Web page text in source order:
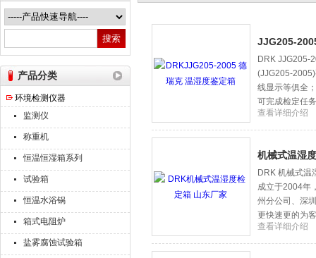
山东德瑞克仪器股份有限公司
产品分类
环境检测仪器
监测仪
称重机
恒温恒湿箱系列
试验箱
恒温水浴锅
箱式电阻炉
盐雾腐蚀试验箱
JJG205-
DRK JJG205-
(JJG205-
线显示等俱全
可完成检定任
查看详细介绍
机械式温湿
DRK 机械式温
成立于2004年
州分公司、深
更快速更的为
查看详细介绍